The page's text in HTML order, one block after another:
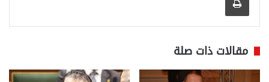
مقالات ذات صلة